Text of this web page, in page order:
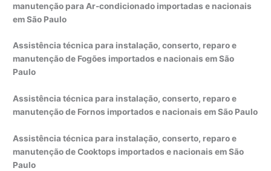
manutenção para Ar-condicionado importadas e nacionais
em São Paulo
Assistência técnica para instalação, conserto, reparo e
manutenção de Fogões importados e nacionais em São
Paulo
Assistência técnica para instalação, conserto, reparo e
manutenção de Fornos importados e nacionais em São Paulo
Assistência técnica para instalação, conserto, reparo e
manutenção de Cooktops importados e nacionais em São
Paulo